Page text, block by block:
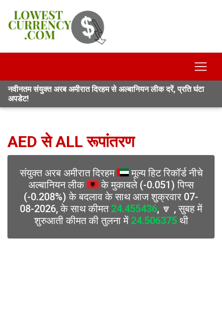
नवीनतम संयुक्त अरब अमीरात दिरहम से अल्बानियन लीक दरें, प्रति घंटा
अपडेट!
AED से ALL रूपांतरण
संयुक्त अरब अमीरात दिरहम
मूल्य हिट रिकॉर्ड नीचे
अल्बानियन लीक
के मुकाबले (-0.051) पिप्स
(-0.208%) के बदलाव के साथ आज शुक्रवार 07-
08-2026, के साथ कीमत 24.455436, 🔽 , सुबह में
शुरुआती कीमत की तुलना में 24.506375थी